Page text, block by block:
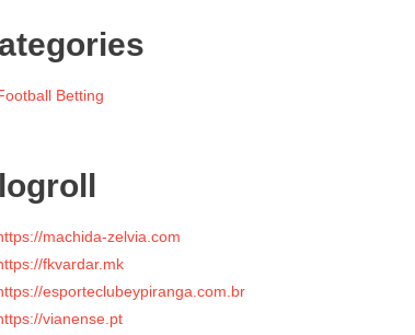
Betting
machida-zelvia.com
fkvardar.mk
esporteclubeypiranga.com.br
vianense.pt